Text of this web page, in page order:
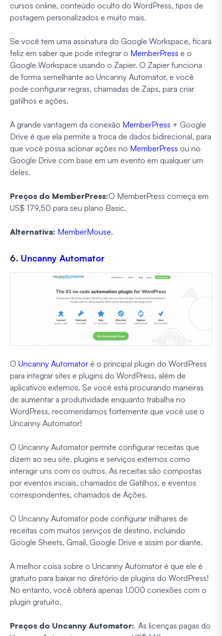
cursos online, conteúdo oculto do WordPress, tipos de
postagem personalizados e muito mais.
Se você tem uma assinatura do Google Workspace, ficará
feliz em saber que pode integrar o MemberPress e o
Google Workspace usando o Zapier. O Zapier funciona
de forma semelhante ao Uncanny Automator, e você
pode configurar regras, chamadas de Zaps, para criar
gatilhos e ações.
A grande vantagem da conexão MemberPress + Google
Drive é que ela permite a troca de dados bidirecional, para
que você possa acionar ações no MemberPress ou no
Google Drive com base em um evento em qualquer um
deles.
Preços do MemberPress:O MemberPress começa em
US$ 179,50 para seu plano Basic.
Alternativa: MemberMouse.
6. Uncanny Automator
O Uncanny Automator é o principal plugin do WordPress
para integrar sites e plugins do WordPress, além de
aplicativos externos. Se você está procurando maneiras
de aumentar a produtividade enquanto trabalha no
WordPress, recomendamos fortemente que você use o
Uncanny Automator!
O Uncanny Automator permite configurar receitas que
dizem ao seu site, plugins e serviços externos como
interagir uns com os outros. As receitas são compostas
por eventos iniciais, chamados de Gatilhos, e eventos
correspondentes, chamados de Ações.
O Uncanny Automator pode configurar milhares de
receitas com muitos serviços de destino, incluindo
Google Sheets, Gmail, Google Drive e assim por diante.
A melhor coisa sobre o Uncanny Automator é que ele é
gratuito para baixar no diretório de plugins do WordPress!
No entanto, você obterá apenas 1.000 conexões com o
plugin gratuito.
Preços do Uncanny Automator: As licenças pagas do